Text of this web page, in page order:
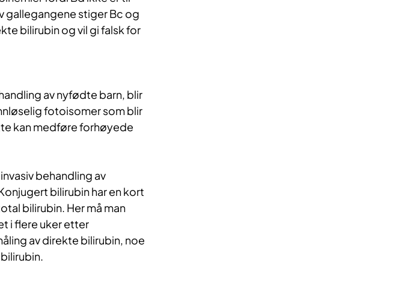
gallegangene stiger Bc og
bilirubin og vil gi falsk for
av nyfødte barn, blir
fotoisomer som blir
kan medføre forhøyede
behandling av
bilirubin har en kort
bilirubin. Her må man
i flere uker etter
av direkte bilirubin, noe